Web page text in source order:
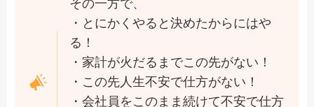
その一方で、
・とにかくやると決めたからにはや
る！
・家計が火だるまでこの先がない！
・この先人生不安で仕方がない！
・会社員をこのまま続けて不安で仕方